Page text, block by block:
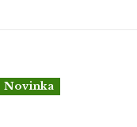
Novinka